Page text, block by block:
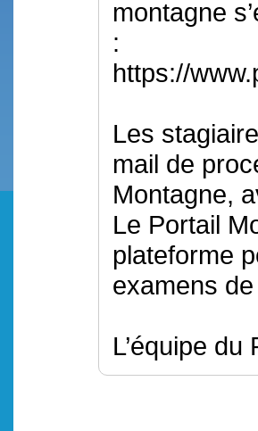
montagne
:
https://
Les
mail de
Montagne,
Le Portail
plateforme
examens
L’équipe